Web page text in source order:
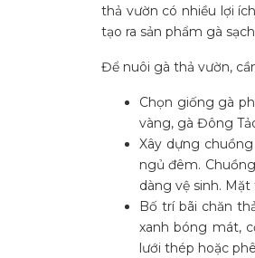
thả vườn có nhiều lợi
tạo ra sản phẩm gà
Để nuôi gà thả vườn,
Chọn giống gà
vàng, gà Đông
Xây dựng
ngủ đêm.
dàng vệ sinh.
Bố trí bãi chăn
xanh bóng mát,
lưới thép hoặc